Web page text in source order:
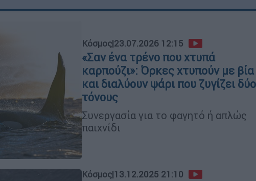
Κόσμος|23.07.2026 12:15
«Σαν ένα τρένο που χτυπά
καρπούζι»: Όρκες χτυπούν με βία
και διαλύουν ψάρι που ζυγίζει δύο
τόνους
Συνεργασία για το φαγητό ή απλώς
παιχνίδι
Κόσμος|13.12.2025 21:10